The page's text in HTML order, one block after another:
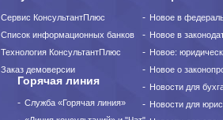
Сервис КонсультантПлюс
Список информационных банков
Технология КонсультантПлюс
Заказ демоверсии
Новое в
Новое в
Новое:
Новое о
Новости для
Новости для
Горячая линия
Служба «Горячая линия»